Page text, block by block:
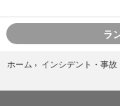
ラ
ホーム › インシデント・事故